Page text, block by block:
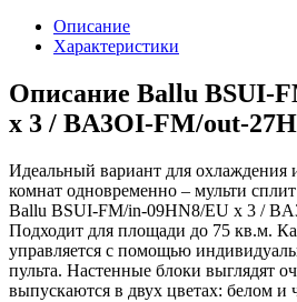
Описание
Характеристики
Описание Ballu BSUI-
x 3 / BA3OI-FM/out-
Идеальный вариант для охлаждения
комнат одновременно – мульти
Ballu BSUI-FM/in-09HN8/EU x 3 /
Подходит для площади до 75 кв.м.
управляется с помощью
пульта. Настенные блоки выглядят
выпускаются в двух цветах: белом и